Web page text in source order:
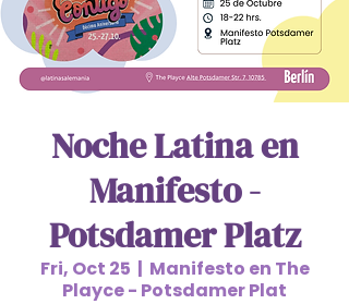
Noche Latina en
Manifesto -
Potsdamer Platz
Fri, Oct 25
  |
Manifesto en The
Playce - Potsdamer Plat